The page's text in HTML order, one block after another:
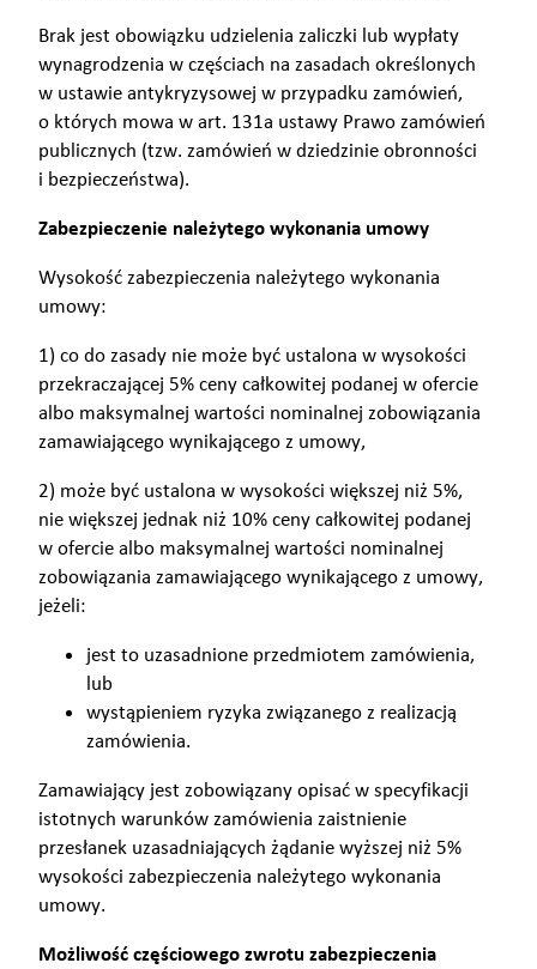
Brak jest obowiązku udzielenia zaliczki lub wypłaty
wynagrodzenia w częściach na zasadach określonych
w ustawie antykryzysowej w przypadku zamówień,
o których mowa w art. 131a ustawy Prawo zamówień
publicznych (tzw. zamówień w dziedzinie obronności
i bezpieczeństwa).
Zabezpieczenie należytego wykonania umowy
Wysokość zabezpieczenia należytego wykonania
umowy:
1) co do zasady nie może być ustalona w wysokości
przekraczającej 5% ceny całkowitej podanej w ofercie
albo maksymalnej wartości nominalnej zobowiązania
zamawiającego wynikającego z umowy,
2) może być ustalona w wysokości większej niż 5%,
nie większej jednak niż 10% ceny całkowitej podanej
w ofercie albo maksymalnej wartości nominalnej
zobowiązania zamawiającego wynikającego z umowy,
jeżeli:
jest to uzasadnione przedmiotem zamówienia,
lub
wystąpieniem ryzyka związanego z realizacją
zamówienia.
Zamawiający jest zobowiązany opisać w specyfikacji
istotnych warunków zamówienia zaistnienie
przesłanek uzasadniających żądanie wyższej niż 5%
wysokości zabezpieczenia należytego wykonania
umowy.
Możliwość częściowego zwrotu zabezpieczenia